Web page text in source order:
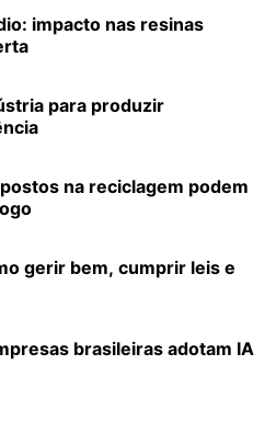
impacto nas resinas
para produzir
na reciclagem podem
gerir bem, cumprir leis e
brasileiras adotam IA